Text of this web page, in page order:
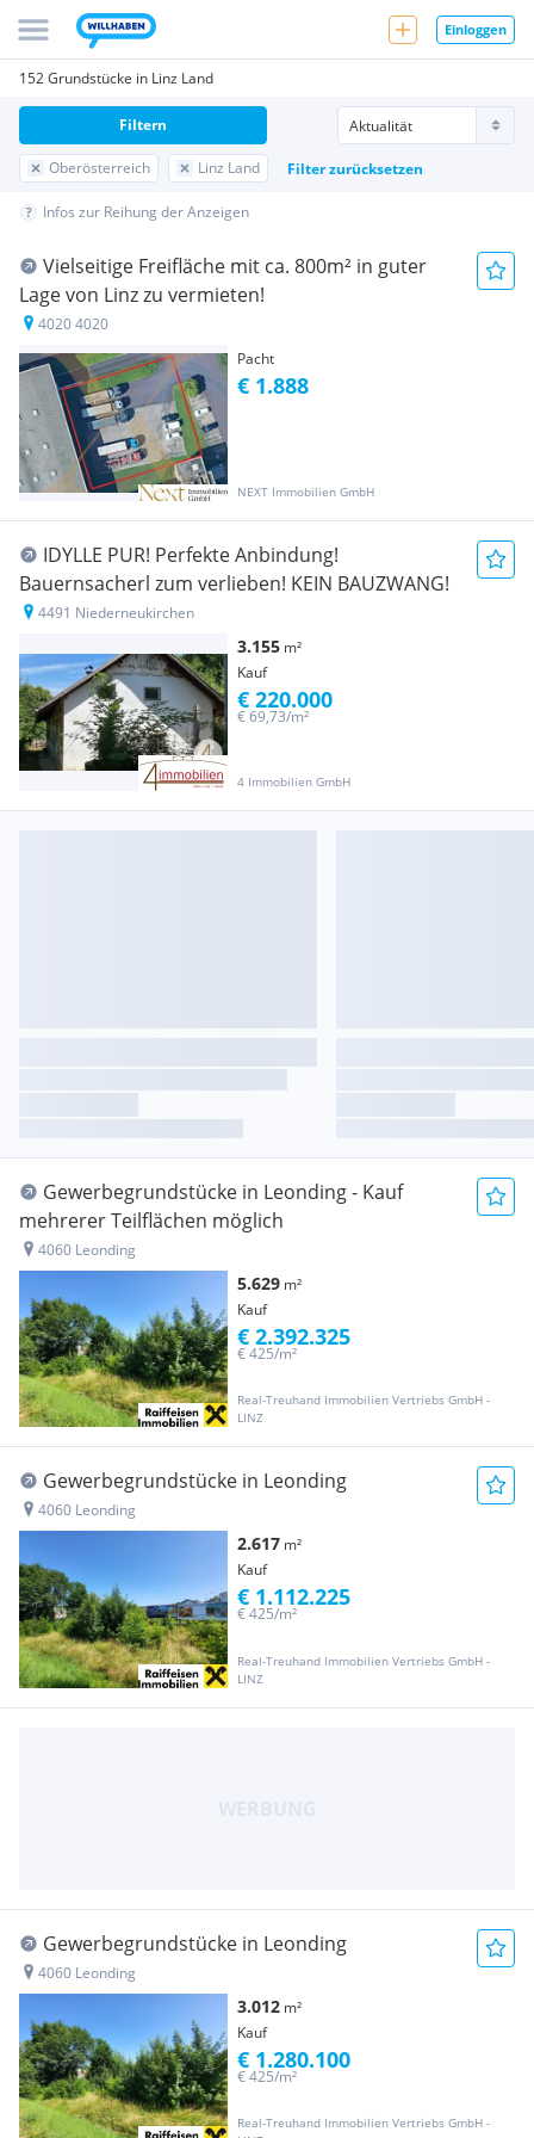
Einloggen
152 Grundstücke in Linz Land
Oberösterreich Linz Land Filter zurücksetzen
Filtern
Infos zur Reihung der Anzeigen
Vielseitige Freifläche mit ca. 800m² in guter
Lage von Linz zu vermieten!
4020 4020
Pacht
NEXT Immobilien GmbH
€ 1.888
IDYLLE PUR! Perfekte Anbindung!
Bauernsacherl zum verlieben! KEIN BAUZWANG!
4491 Niederneukirchen
3.155 m²
Kauf
4 Immobilien GmbH
€ 69,73/m²
€ 220.000
Gewerbegrundstücke in Leonding - Kauf
mehrerer Teilflächen möglich
4060 Leonding
5.629 m²
Kauf
Real-Treuhand Immobilien Vertriebs GmbH -
LINZ
€ 425/m²
€ 2.392.325
Gewerbegrundstücke in Leonding
4060 Leonding
2.617 m²
Kauf
Real-Treuhand Immobilien Vertriebs GmbH -
LINZ
€ 425/m²
€ 1.112.225
Gewerbegrundstücke in Leonding
4060 Leonding
3.012 m²
Kauf
Real-Treuhand Immobilien Vertriebs GmbH -
€ 425/m²
€ 1.280.100